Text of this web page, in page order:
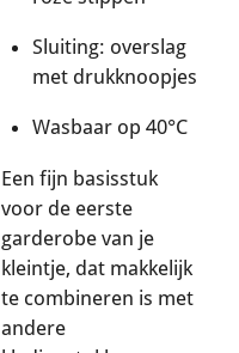
Sluiting: overslag
met drukknoopjes
Wasbaar op 40°C
Een fijn basisstuk
voor de eerste
garderobe van je
kleintje, dat makkelijk
te combineren is met
andere